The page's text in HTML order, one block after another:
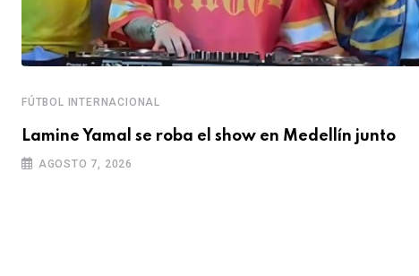
FÚTBOL INTERNACIONAL
Lamine Yamal se roba el show en Medellín junto
AGOSTO 7, 2026